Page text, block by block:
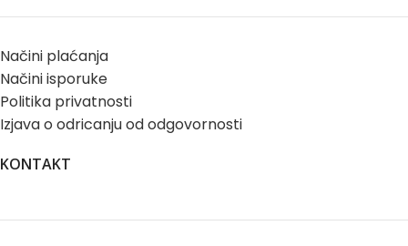
Načini plaćanja
Načini isporuke
Politika privatnosti
Izjava o odricanju od odgovornosti
KONTAKT